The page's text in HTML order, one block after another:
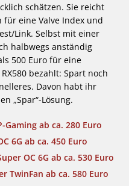
schätzen. Sie reicht
eine Valve Index und
Link. Selbst mit einer
halbwegs anständig
500 Euro für eine
bezahlt: Spart noch
Davon habt ihr
„Spar“-Lösung.
Gaming ab ca. 280 Euro
6G ab ca. 450 Euro
OC 6G ab ca. 530 Euro
TwinFan ab ca. 580 Euro